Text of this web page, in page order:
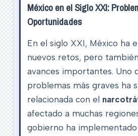
México en el Siglo XXI:
Oportunidades
En el siglo XXI, México ha
nuevos retos, pero
avances importantes. Uno
problemas más graves ha
relacionada con el
afectado a muchas
gobierno ha implementado